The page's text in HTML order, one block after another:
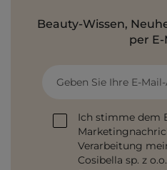
Beauty-Wissen,
per E-
Geben Sie Ihre E-
Ich stimme dem
Verarbeitung
Cosibella sp. z